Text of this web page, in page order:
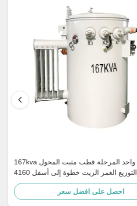
167kva واحد المرحلة قطب مثبت المحول CSP نوع
التوزيع الغمر الزيت خطوة إلى أسفل 4160v إلى
480v
احصل على افضل سعر